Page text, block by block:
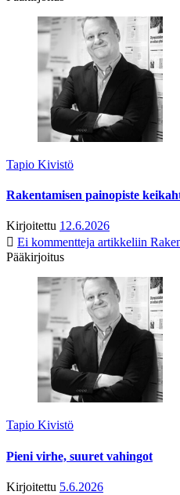
Tapio Kivistö
Rakentamisen painopiste
Kirjoitettu 12.6.2026
Ei kommentteja artikkeliin
Pääkirjoitus
Tapio Kivistö
Pieni virhe, suuret vahingot
Kirjoitettu 5.6.2026